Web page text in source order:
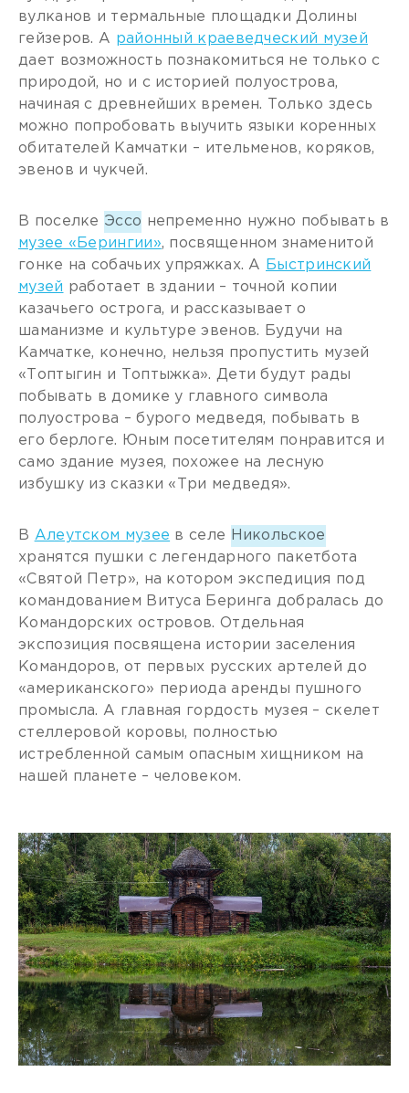
вулканов и термальные площадки Долины
гейзеров. А районный краеведческий музей
дает возможность познакомиться не только с
природой, но и с историей полуострова,
начиная с древнейших времен. Только здесь
можно попробовать выучить языки коренных
обитателей Камчатки – ительменов, коряков,
эвенов и чукчей.
В поселке Эссо непременно нужно побывать в
музее «Берингии», посвященном знаменитой
гонке на собачьих упряжках. А
Быстринский
музей работает в здании – точной копии
казачьего острога, и рассказывает о
шаманизме и культуре эвенов. Будучи на
Камчатке, конечно, нельзя пропустить музей
«Топтыгин и Топтыжка». Дети будут рады
побывать в домике у главного символа
полуострова – бурого медведя, побывать в
его берлоге. Юным посетителям понравится и
само здание музея, похожее на лесную
избушку из сказки «Три медведя».
В Алеутском музее в селе
Никольское
хранятся пушки с легендарного пакетбота
«Святой Петр», на котором экспедиция под
командованием Витуса Беринга добралась до
Командорских островов. Отдельная
экспозиция посвящена истории заселения
Командоров, от первых русских артелей до
«американского» периода аренды пушного
промысла. А главная гордость музея – скелет
стеллеровой коровы, полностью
истребленной самым опасным хищником на
нашей планете – человеком.